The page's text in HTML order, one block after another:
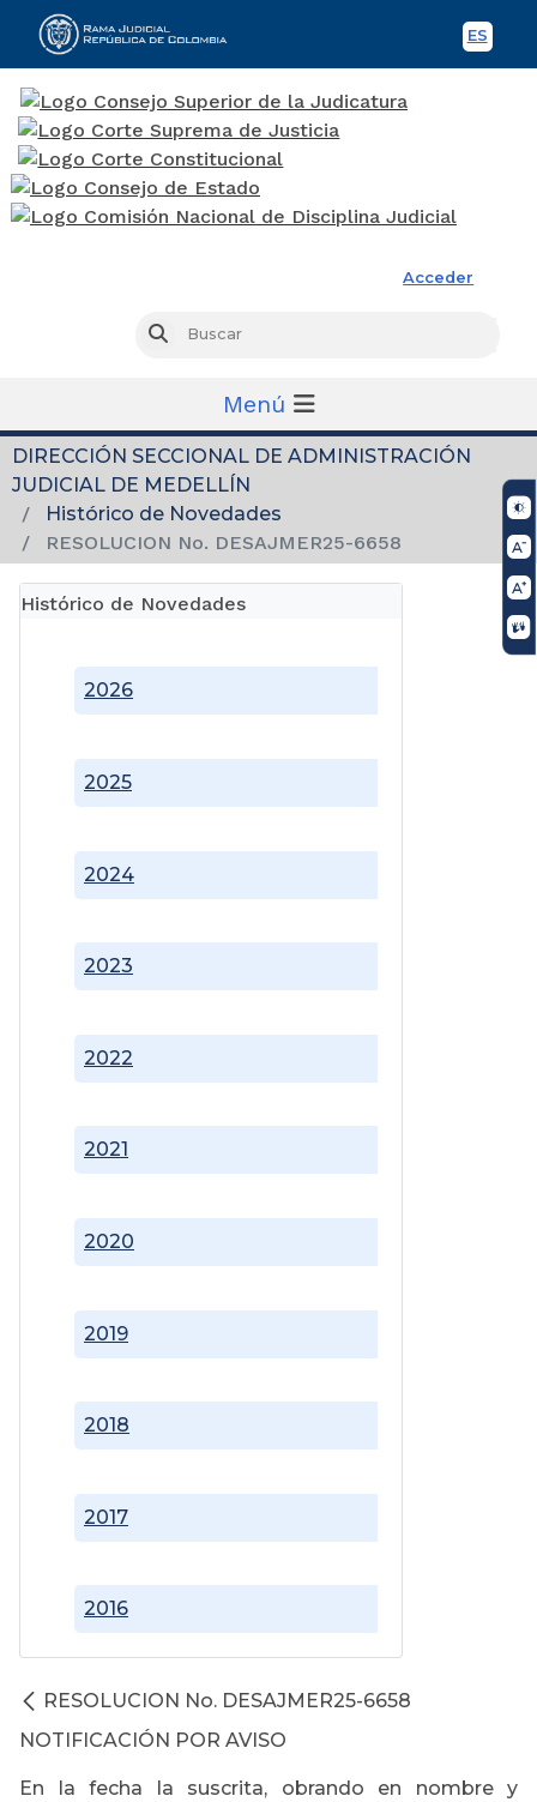
ES
Acceder
Buscar
Menú
DIRECCIÓN SECCIONAL DE ADMINISTRACIÓN
JUDICIAL DE MEDELLÍN
Histórico de Novedades
RESOLUCION No. DESAJMER25-6658
Histórico de Novedades
2016
2017
2018
2019
2020
2021
2022
2023
2024
2025
2026
RESOLUCION No. DESAJMER25-6658
NOTIFICACIÓN POR AVISO
En la fecha la suscrita, obrando en nombre y